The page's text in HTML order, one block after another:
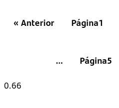
« Anterior Página1
… Página5